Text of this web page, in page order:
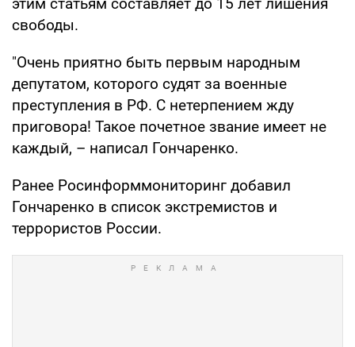
свободы.
"Очень приятно быть первым народным
депутатом, которого судят за военные
преступления в РФ. С нетерпением жду
приговора! Такое почетное звание имеет не
каждый, – написал Гончаренко.
Ранее Росинформмониторинг добавил
Гончаренко в список экстремистов и
террористов России.